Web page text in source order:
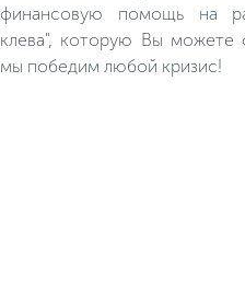
финансовую помощь на
клева", которую Вы можете
мы победим любой кризис!